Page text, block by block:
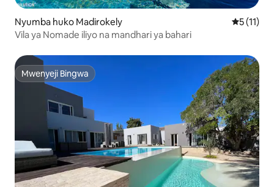
Nyumba huko Madirokely Ukadiriaji
5 (11)
Vila ya Nomade iliyo na mandhari ya bahari
Mwenyeji Bingwa
Mwenyeji Bingwa